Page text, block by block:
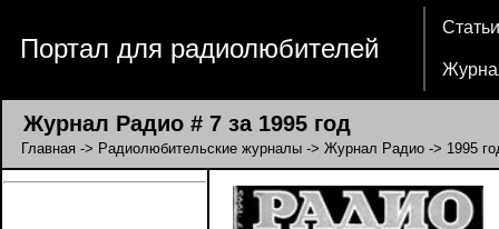
Портал для радиолюбителей
Статьи
Журнал Радио # 7 за 1995 год
Главная -> Радиолюбительские журналы -> Журнал Радио -> 1995